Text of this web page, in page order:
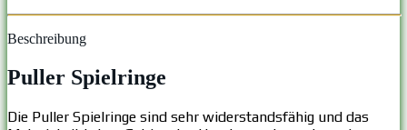
Beschreibung
Puller Spielringe
Die Puller Spielringe sind sehr widerstandsfähig und das